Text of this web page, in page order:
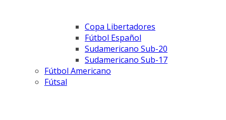
Copa Libertadores
Fútbol Español
Sudamericano Sub-20
Sudamericano Sub-17
Fútbol Americano
Fútsal